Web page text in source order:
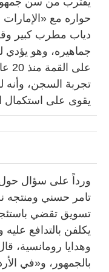
حواره مع
دياب مطرب كبير
جماهيره، وهو يؤدي
تجربة السجن، وأنه
يقوى على استكمال
ورداً على سؤال
تامر حسني ومنتجه
تسويق تقضي
يكلفن بالتدافع عليه
وهدايا رومانسية،
بالجمهور، و«في